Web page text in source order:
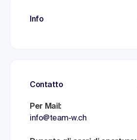
Info
Contatto
Per Mail:
info@team-w.ch